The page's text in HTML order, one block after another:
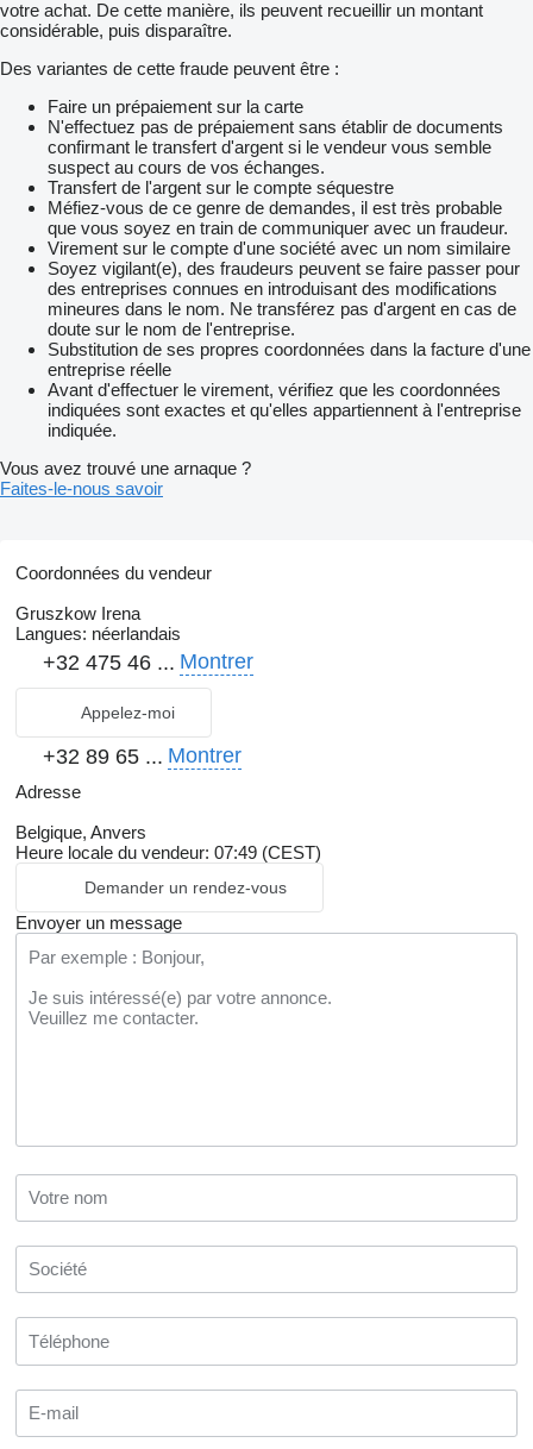
votre achat. De cette manière, ils peuvent recueillir un montant
considérable, puis disparaître.
Des variantes de cette fraude peuvent être :
Faire un prépaiement sur la carte
N'effectuez pas de prépaiement sans établir de documents
confirmant le transfert d'argent si le vendeur vous semble
suspect au cours de vos échanges.
Transfert de l'argent sur le compte séquestre
Méfiez-vous de ce genre de demandes, il est très probable
que vous soyez en train de communiquer avec un fraudeur.
Virement sur le compte d'une société avec un nom similaire
Soyez vigilant(e), des fraudeurs peuvent se faire passer pour
des entreprises connues en introduisant des modifications
mineures dans le nom. Ne transférez pas d'argent en cas de
doute sur le nom de l'entreprise.
Substitution de ses propres coordonnées dans la facture d'une
entreprise réelle
Avant d'effectuer le virement, vérifiez que les coordonnées
indiquées sont exactes et qu'elles appartiennent à l'entreprise
indiquée.
Vous avez trouvé une arnaque ?
Faites-le-nous savoir
Coordonnées du vendeur
Gruszkow Irena
Langues: néerlandais
+32 475 46 ... Montrer
Appelez-moi
+32 89 65 ... Montrer
Adresse
Belgique, Anvers
Heure locale du vendeur: 07:49 (CEST)
Demander un rendez-vous
Envoyer un message